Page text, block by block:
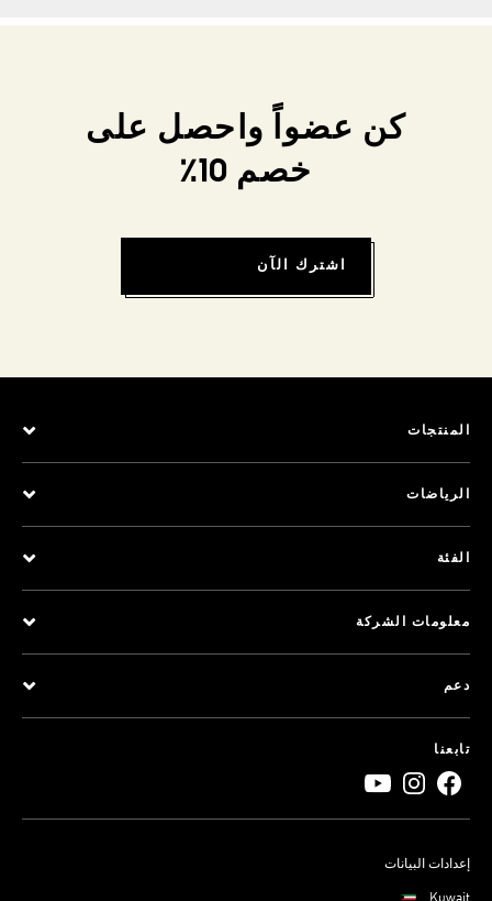
كن عضواً واحصل على
خصم 10٪
اشترك الآن
المنتجات
الرياضات
الفئة
معلومات الشركة
دعم
تابعنا
إعدادات البيانات